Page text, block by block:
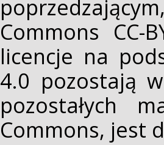
Commons CC-
licencje na
4.0 pozostają
pozostałych
Commons, jest